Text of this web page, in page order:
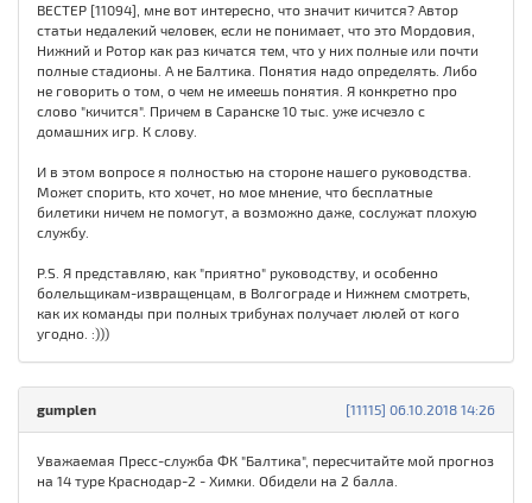
ВЕСТЕР [11094], мне вот интересно, что значит кичится? Автор
статьи недалекий человек, если не понимает, что это Мордовия,
Нижний и Ротор как раз кичатся тем, что у них полные или почти
полные стадионы. А не Балтика. Понятия надо определять. Либо
не говорить о том, о чем не имеешь понятия. Я конкретно про
слово "кичится". Причем в Саранске 10 тыс. уже исчезло с
домашних игр. К слову.
И в этом вопросе я полностью на стороне нашего руководства.
Может спорить, кто хочет, но мое мнение, что бесплатные
билетики ничем не помогут, а возможно даже, сослужат плохую
службу.
P.S. Я представляю, как "приятно" руководству, и особенно
болельщикам-извращенцам, в Волгограде и Нижнем смотреть,
как их команды при полных трибунах получает люлей от кого
угодно. :)))
[11115] 06.10.2018 14:26
gumplen
Уважаемая Пресс-служба ФК "Балтика", пересчитайте мой прогноз
на 14 туре Краснодар-2 - Химки. Обидели на 2 балла.